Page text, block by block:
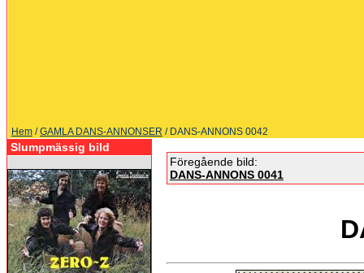
Hem /GAMLA DANS-ANNONSER / DANS-ANNONS 0042
Slumpmässig bild
Föregående bild:
DANS-ANNONS 0041